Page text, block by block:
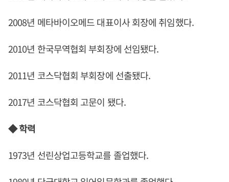
2008년 메타바이오메드 대표이사 회장에 취임했다.
2010년 한국무역협회 부회장에 선임됐다.
2011년 코스닥협회 부회장에 선출됐다.
2017년 코스닥협회 고문이 됐다.
◆ 학력
1973년 선린상업고등학교를 졸업했다.